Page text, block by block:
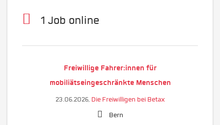
1 Job online
Freiwillige Fahrer:innen für
mobiliätseingeschränkte Menschen
23.06.2026, Die Freiwilligen bei Betax
Bern